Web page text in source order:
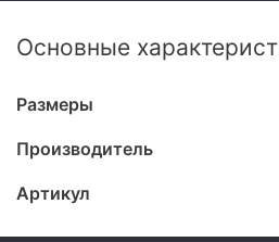
Основные
Размеры
Производитель
Артикул